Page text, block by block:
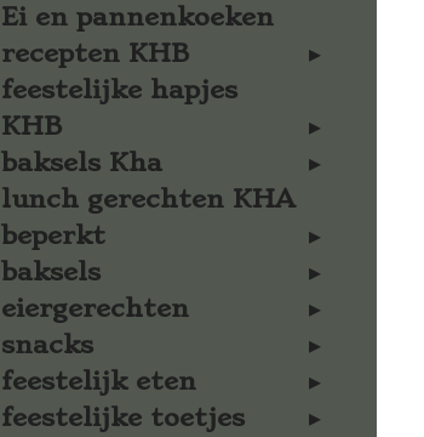
Ei en pannenkoeken
recepten KHB
feestelijke hapjes
KHB
baksels Kha
lunch gerechten KHA
beperkt
baksels
eiergerechten
snacks
feestelijk eten
feestelijke toetjes